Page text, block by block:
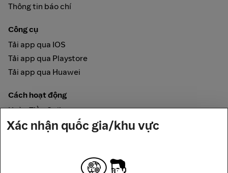
Thông tin báo chí
Công cụ
Tải app qua IOS
Tải app qua Playstore
Tải app qua Huawei
Cách hoạt động
Hoàn Tiền Online
Được đảm bảo bởi
Xác nhận quốc gia/khu vực